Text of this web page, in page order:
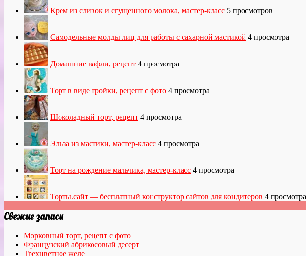
Крем из сливок и сгущенного молока, мастер-класс 5 просмотров
Самодельные молды лиц для работы с сахарной мастикой 4 просмотра
Домашние вафли, рецепт 4 просмотра
Торт в виде тройки, рецепт с фото 4 просмотра
Шоколадный торт, рецепт 4 просмотра
Эльза из мастики, мастер-класс 4 просмотра
Торт на рождение мальчика, мастер-класс 4 просмотра
Торты.сайт — бесплатный конструктор сайтов для кондитеров 4 просмотра
Свежие записи
Морковный торт, рецепт с фото
Французский абрикосовый десерт
Трехцветное желе